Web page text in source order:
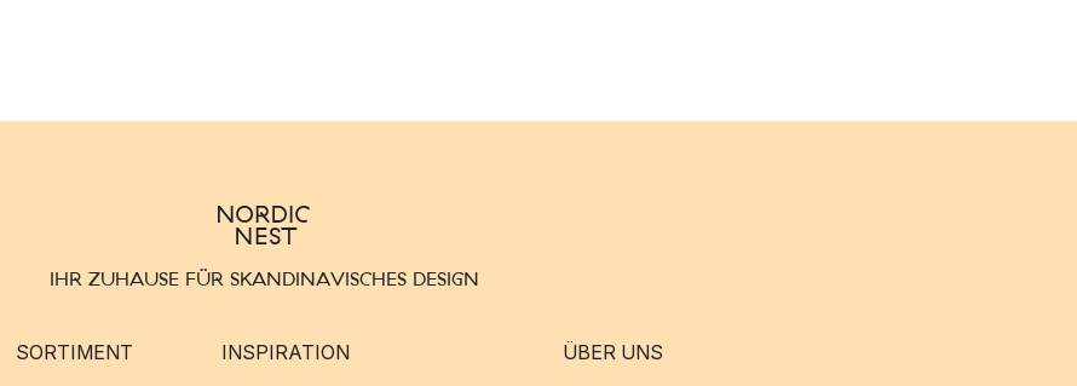
IHR ZUHAUSE FÜR SKANDINAVISCHES DESIGN
SORTIMENT INSPIRATION ÜBER UNS